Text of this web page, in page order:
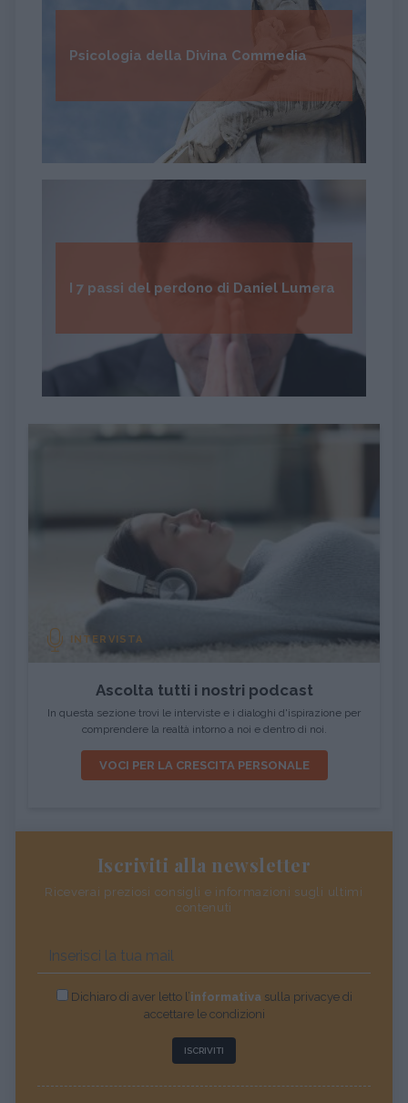
Psicologia della Divina Commedia
I 7 passi del perdono di Daniel Lumera
INTERVISTA
Ascolta tutti i nostri podcast
In questa sezione trovi le interviste e i dialoghi d'ispirazione per
comprendere la realtà intorno a noi e dentro di noi.
VOCI PER LA CRESCITA PERSONALE
Iscriviti alla newsletter
Riceverai preziosi consigli e informazioni sugli ultimi
contenuti
Dichiaro di aver letto l’informativasulla privacye di
accettare le condizioni
ISCRIVITI